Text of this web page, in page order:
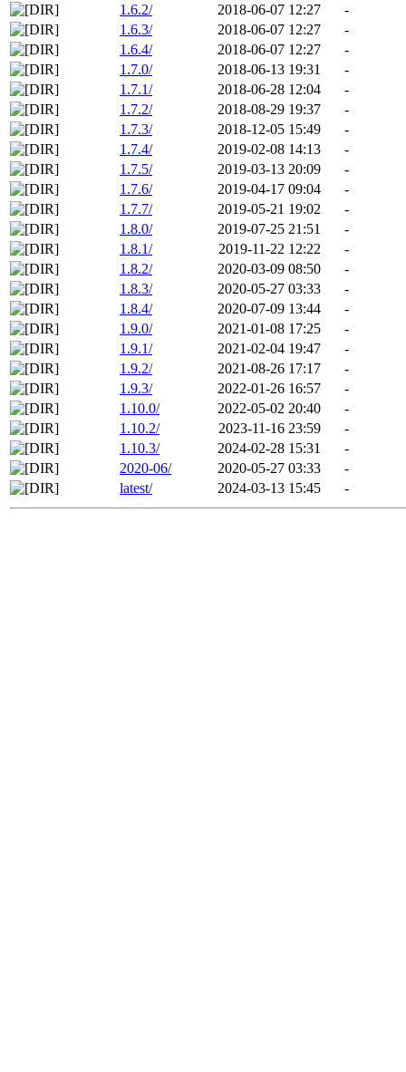
1.6.2/
2018-06-07 12:27
-
1.6.3/
2018-06-07 12:27
-
1.6.4/
2018-06-07 12:27
-
1.7.0/
2018-06-13 19:31
-
1.7.1/
2018-06-28 12:04
-
1.7.2/
2018-08-29 19:37
-
1.7.3/
2018-12-05 15:49
-
1.7.4/
2019-02-08 14:13
-
1.7.5/
2019-03-13 20:09
-
1.7.6/
2019-04-17 09:04
-
1.7.7/
2019-05-21 19:02
-
1.8.0/
2019-07-25 21:51
-
1.8.1/
2019-11-22 12:22
-
1.8.2/
2020-03-09 08:50
-
1.8.3/
2020-05-27 03:33
-
1.8.4/
2020-07-09 13:44
-
1.9.0/
2021-01-08 17:25
-
1.9.1/
2021-02-04 19:47
-
1.9.2/
2021-08-26 17:17
-
1.9.3/
2022-01-26 16:57
-
1.10.0/
2022-05-02 20:40
-
1.10.2/
2023-11-16 23:59
-
1.10.3/
2024-02-28 15:31
-
2020-06/
2020-05-27 03:33
-
latest/
2024-03-13 15:45 -